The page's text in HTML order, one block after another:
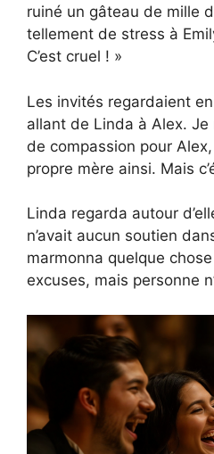
ruiné un gâteau de mille
tellement de stress à
C’est cruel ! »
Les invités regardaient
allant de Linda à Alex.
de compassion pour
propre mère ainsi. Mais
Linda regarda autour
n’avait aucun soutien
marmonna quelque
excuses, mais personne